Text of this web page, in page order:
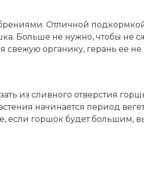
Отличной подкормкой
Больше не нужно, чтобы не
свежую органику, герань ее не
из сливного отверстия
начинается период
если горшок будет большим,